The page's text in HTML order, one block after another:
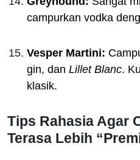
campurkan vodka
Vesper Martini:
gin, dan Lillet Blanc.
klasik.
Tips Rahasia Agar
Terasa Lebih